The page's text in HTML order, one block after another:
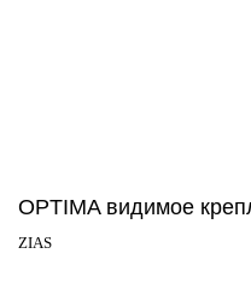
OPTIMA видимое
ZIAS